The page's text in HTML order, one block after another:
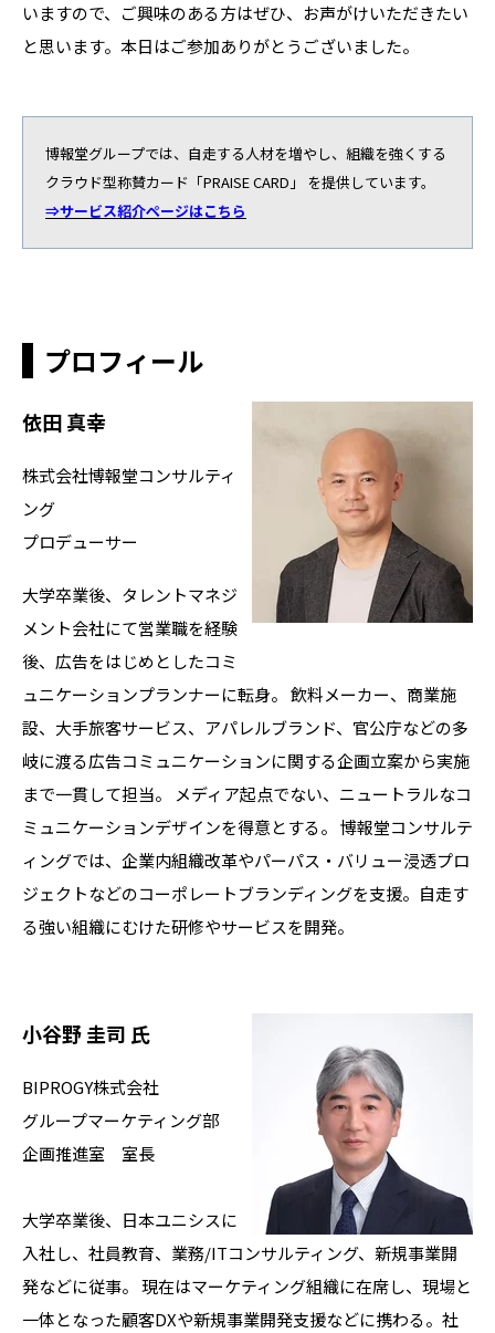
いますので、ご興味のある方はぜひ、お声がけいただきたい
と思います。本日はご参加ありがとうございました。
博報堂グループでは、自走する人材を増やし、組織を強くする
クラウド型称賛カード「PRAISE CARD」 を提供しています。
⇒サービス紹介ページはこちら
プロフィール
依田真幸
株式会社博報堂コンサルティ
ング
プロデューサー
大学卒業後、タレントマネジ
メント会社にて営業職を経験
後、広告をはじめとしたコミ
ュニケーションプランナーに転身。 飲料メーカー、商業施
設、大手旅客サービス、アパレルブランド、官公庁などの多
岐に渡る広告コミュニケーションに関する企画立案から実施
まで一貫して担当。 メディア起点でない、ニュートラルなコ
ミュニケーションデザインを得意とする。 博報堂コンサルテ
ィングでは、企業内組織改革やパーパス・バリュー浸透プロ
ジェクトなどのコーポレートブランディングを支援。自走す
る強い組織にむけた研修やサービスを開発。
小谷野 圭司 氏
BIPROGY株式会社
グループマーケティング部
企画推進室 室長
大学卒業後、日本ユニシスに
入社し、社員教育、業務/ITコンサルティング、新規事業開
発などに従事。 現在はマーケティング組織に在席し、現場と
一体となった顧客DXや新規事業開発支援などに携わる。社